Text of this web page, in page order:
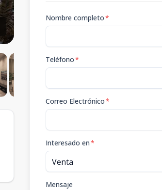
Nombre completo*
Teléfono*
Correo Electrónico*
Interesado en*
Mensaje